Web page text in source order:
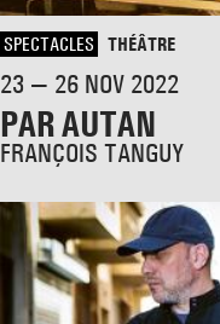
SPECTACLES THÉÂTRE
23 — 26 NOV 2022
PAR AUTAN
FRANÇOIS TANGUY